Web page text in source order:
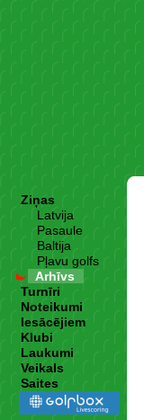
Ziņas
Latvija
Pasaule
Baltija
Pļavu golfs
Arhīvs
Turnīri
Noteikumi
Iesācējiem
Klubi
Laukumi
Veikals
Saites